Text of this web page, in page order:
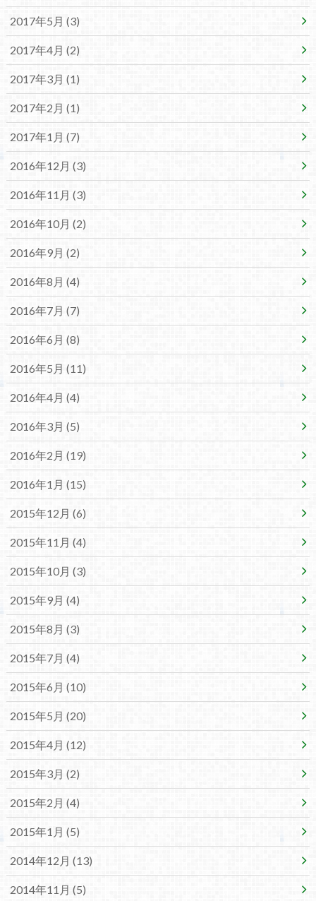
2017年5月 (3)
2017年4月 (2)
2017年3月 (1)
2017年2月 (1)
2017年1月 (7)
2016年12月 (3)
2016年11月 (3)
2016年10月 (2)
2016年9月 (2)
2016年8月 (4)
2016年7月 (7)
2016年6月 (8)
2016年5月 (11)
2016年4月 (4)
2016年3月 (5)
2016年2月 (19)
2016年1月 (15)
2015年12月 (6)
2015年11月 (4)
2015年10月 (3)
2015年9月 (4)
2015年8月 (3)
2015年7月 (4)
2015年6月 (10)
2015年5月 (20)
2015年4月 (12)
2015年3月 (2)
2015年2月 (4)
2015年1月 (5)
2014年12月 (13)
2014年11月 (5)